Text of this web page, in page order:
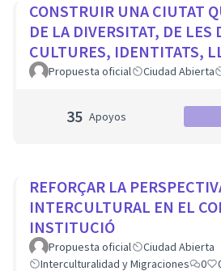
CONSTRUIR UNA CIUTAT
DE LA DIVERSITAT, DE LES
CULTURES, IDENTITATS,
RELIGIONS
Propuesta oficial Ciudad Abierta
35 Apoyos
REFORÇAR LA
INTERCULTURAL EN EL
INSTITUCIÓ
Propuesta oficial
Ciudad Abierta
Interculturalidad y Migraciones
0